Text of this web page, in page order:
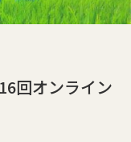
回オンライン